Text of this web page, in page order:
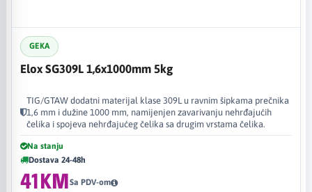
GEKA
Elox SG309L 1,6x1000mm 5kg
TIG/GTAW dodatni materijal klase 309L u ravnim šipkama prečnika
1,6 mm i dužine 1000 mm, namijenjen zavarivanju nehrđajućih
čelika i spojeva nehrđajućeg čelika sa drugim vrstama čelika.
Na stanju
Dostava 24-48h
41KMSa PDV-om